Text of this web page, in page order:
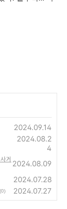
2024.09.14
2024.08.2
4
거 2024.08.09
2024.07.28
(0) 2024.07.27